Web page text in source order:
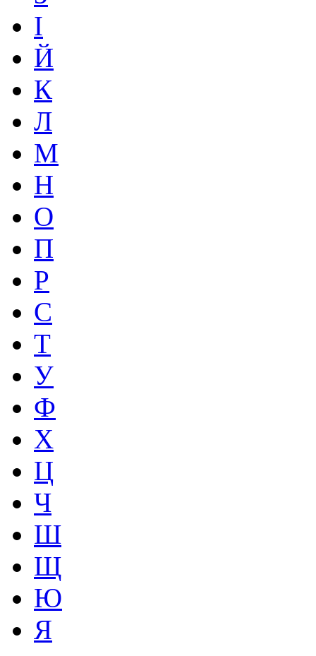
І
Й
К
Л
М
Н
О
П
Р
С
Т
У
Ф
Х
Ц
Ч
Ш
Щ
Ю
Я